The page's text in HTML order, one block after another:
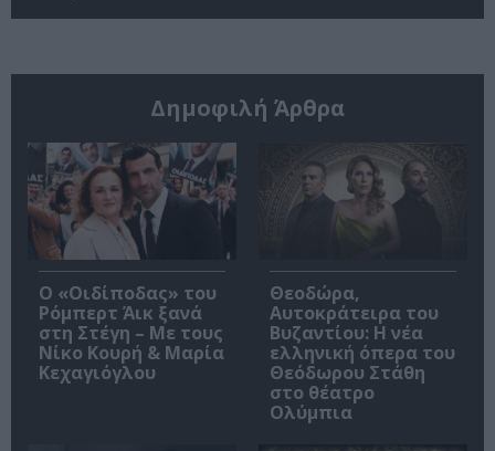
Δημοφιλή Άρθρα
O «Οιδίποδας» του
Ρόμπερτ Άικ ξανά
στη Στέγη – Με τους
Νίκο Κουρή & Μαρία
Κεχαγιόγλου
Θεοδώρα,
Αυτοκράτειρα του
Βυζαντίου: Η νέα
ελληνική όπερα του
Θεόδωρου Στάθη
στο θέατρο
Ολύμπια